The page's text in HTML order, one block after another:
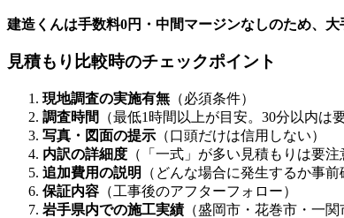
建造くんは手数料0円・中間マージンなしのため、大
見積もり比較時のチェックポイント
現地調査の実施有無 （必須条件）
調査時間
（最低1時間以上が目安。30分以内は
写真・図面の提示 （口頭だけは信用しない）
内訳の詳細度 （「一式」が多い見積もりは要注
追加費用の説明
（どんな場合に発生するか事前
保証内容 （工事後のアフターフォロー）
岩手県内での施工実績 （盛岡市・花巻市・一